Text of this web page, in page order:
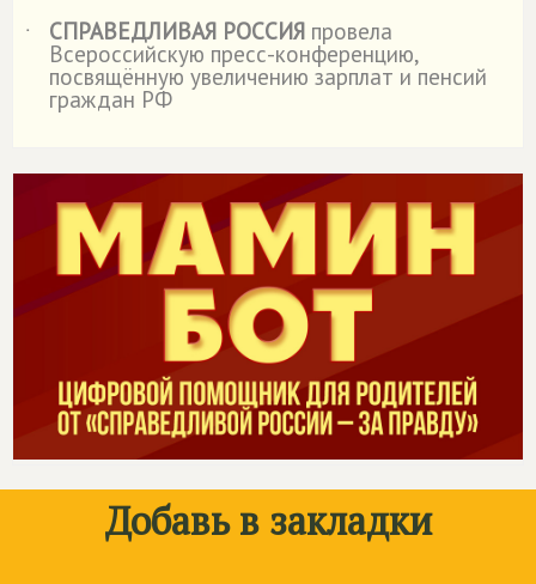
˙
СПРАВЕДЛИВАЯ РОССИЯ провела
Всероссийскую пресс-конференцию,
посвящённую увеличению зарплат и пенсий
граждан РФ
Добавь в закладки